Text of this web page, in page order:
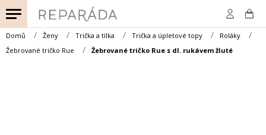
na
obsah
Domů Ženy Trička a tílka Trička a úpletové topy
Roláky
Žebrované tričko Rue
Žebrované tričko Rue s dl. rukávem žluté